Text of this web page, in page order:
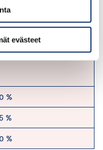
evästeet
%
%
%
%